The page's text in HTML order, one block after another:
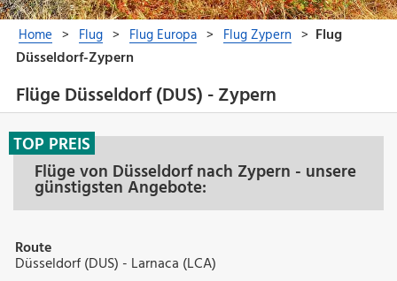
Flüge Düsseldorf (DUS) - Zypern
Flüge von Düsseldorf nach Zypern - unsere
günstigsten Angebote:
TOP PREIS
Route
Düsseldorf (DUS) - Larnaca (LCA)